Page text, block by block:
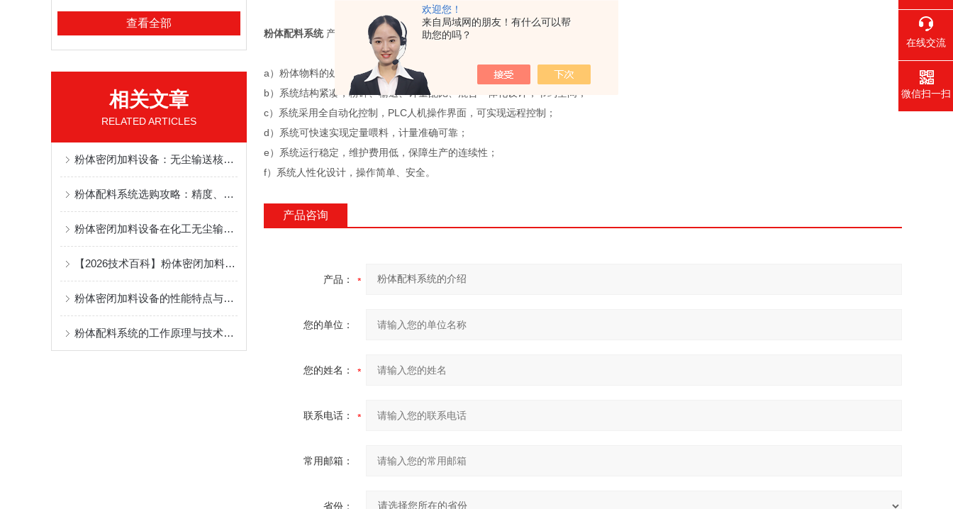
欢迎您！
来自局域网的朋友！有什么可以帮
助您的吗？
查看全部
相关文章
RELATED ARTICLES
粉体密闭加料设备：无尘输送核心技术与工况应用解析
粉体配料系统选购攻略：精度、密封性与自动化选型解析
粉体密闭加料设备在化工无尘输送中的应用与优势
【2026技术百科】粉体密闭加料设备在制药行业中的应用
粉体密闭加料设备的性能特点与应用领域
粉体配料系统的工作原理与技术发展
粉体配料系统 产品特点
a）粉体物料的处理在*密闭环境下完成，无粉尘飞扬，能有效的防止粉尘爆炸；
b）系统结构紧凑，粉碎、输送、计量配比、混合一体化设计，节约空间；
c）系统采用全自动化控制，PLC人机操作界面，可实现远程控制；
d）系统可快速实现定量喂料，计量准确可靠；
e）系统运行稳定，维护费用低，保障生产的连续性；
f）系统人性化设计，操作简单、安全。
产品咨询
产品：
您的单位：
您的姓名：
联系电话：
常用邮箱：
省份：
在线交流
微信扫一扫